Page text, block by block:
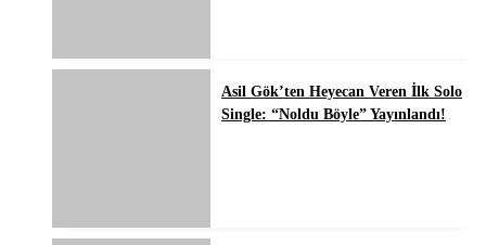
Asil Gök’ten Heyecan Veren İlk Solo
Single: “Noldu Böyle” Yayınlandı!